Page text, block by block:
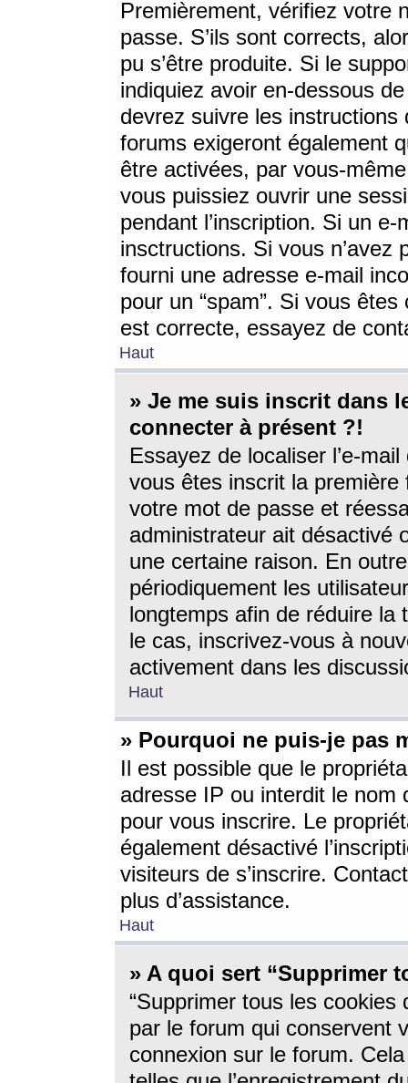
Premièrement, vérifiez votre
passe. S’ils sont corrects,
pu s’être produite. Si le
indiquiez avoir en-dessous
devrez suivre les
forums exigeront également
être activées, par vous-
vous puissiez ouvrir une
pendant l’inscription. Si un
insctructions. Si vous n’avez
fourni une adresse e-mail
pour un “spam”. Si vous
est correcte, essayez de
Haut
» Je me suis inscrit dans
connecter à présent ?!
Essayez de localiser l’e-
vous êtes inscrit la première
votre mot de passe et
administrateur ait désactivé
une certaine raison. En
périodiquement les
longtemps afin de réduire la
le cas, inscrivez-vous à
activement dans les
Haut
» Pourquoi ne puis-je pas
Il est possible que le
adresse IP ou interdit le nom
pour vous inscrire. Le
également désactivé
visiteurs de s’inscrire.
plus d’assistance.
Haut
» A quoi sert “Supprimer
“Supprimer tous les cookies
par le forum qui conservent
connexion sur le forum.